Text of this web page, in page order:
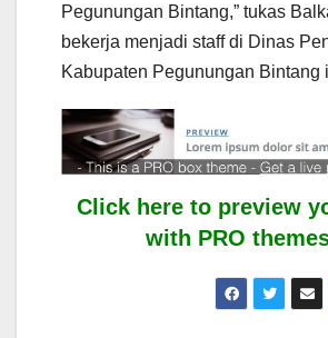
Pegunungan Bintang,” tukas
bekerja menjadi staff di Dinas
Kabupaten Pegunungan Bintang
Click here to preview
with PRO themes